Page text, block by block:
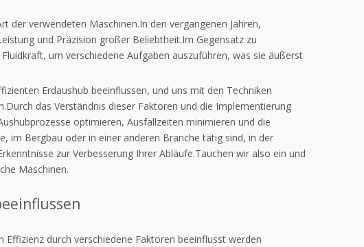
der verwendeten Maschinen.In den vergangenen Jahren,
und Präzision großer Beliebtheit.Im Gegensatz zu
um verschiedene Aufgaben auszuführen, was sie äußerst
Erdaushub beeinflussen, und uns mit den Techniken
das Verständnis dieser Faktoren und die Implementierung
optimieren, Ausfallzeiten minimieren und die
im Bergbau oder in einer anderen Branche tätig sind, in der
zur Verbesserung Ihrer Abläufe.Tauchen wir also ein und
Maschinen.
durch verschiedene Faktoren beeinflusst werden